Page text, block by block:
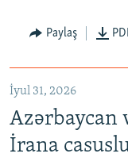
Paylaş
İyul 31, 2026
Azərbaycan
İrana